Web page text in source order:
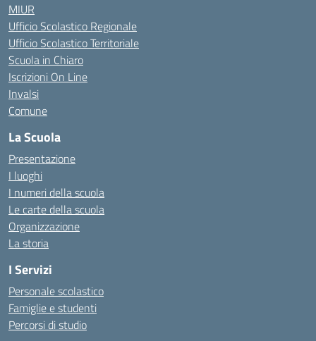
MIUR
Ufficio Scolastico Regionale
Ufficio Scolastico Territoriale
Scuola in Chiaro
Iscrizioni On Line
Invalsi
Comune
La Scuola
Presentazione
I luoghi
I numeri della scuola
Le carte della scuola
Organizzazione
La storia
I Servizi
Personale scolastico
Famiglie e studenti
Percorsi di studio